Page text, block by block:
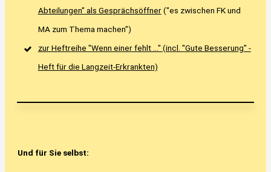
Abteilungen" als Gesprächsöffner("es zwischen FK und
MA zum Thema machen")
zur Heftreihe "Wenn einer fehlt ..." (incl. "Gute Besserung" -
Heft für die Langzeit-Erkrankten)
Und für Sie selbst: